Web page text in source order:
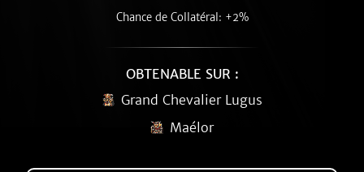
Chance de Collatéral: +2%
OBTENABLE SUR :
Grand Chevalier Lugus
Maélor